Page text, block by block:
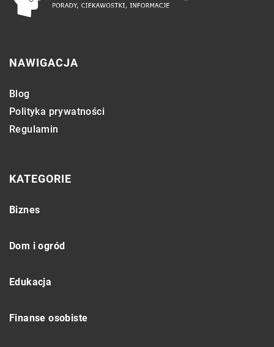
NAWIGACJA
Blog
Polityka prywatności
Regulamin
KATEGORIE
Biznes
Dom i ogród
Edukacja
Finanse osobiste